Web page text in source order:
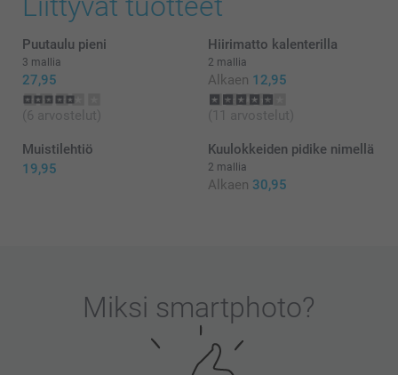
Lämpimin kiitoksin,
Puutaulu pieni
3 mallia
27,95
(6 arvostelut)
Hiirimatto kalenterilla
2 mallia
Alkaen 12,95
(11 arvostelut)
Muistilehtiö
19,95
Kuulokkeiden pidike nimellä
2 mallia
Alkaen 30,95
Miksi smartphoto?